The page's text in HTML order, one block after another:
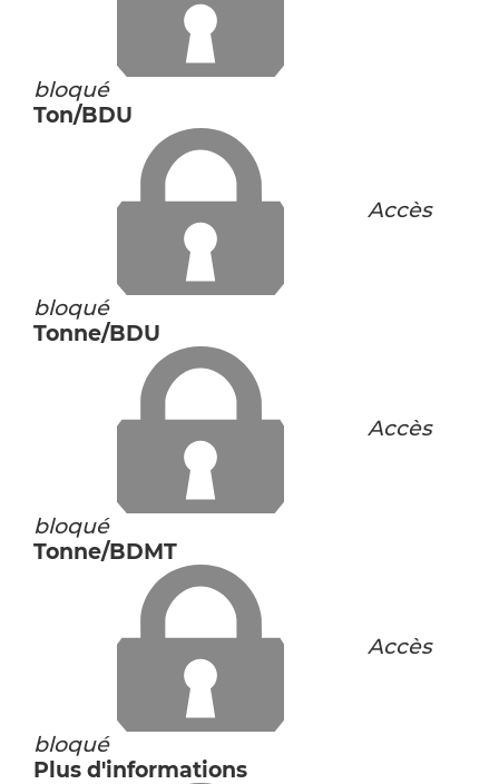
bloqué
Ton/BDU
Accès
bloqué
Tonne/BDU
Accès
bloqué
Tonne/BDMT
Accès
bloqué
Plus d'informations